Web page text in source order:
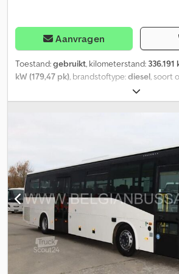
Aanvragen
Toestand:gebruikt, kilometerstand: 336.191
kW (179,47 pk), brandstoftype:diesel, soort
, eerste registratie:12/2017
kleur:overig, aantal zitplaatsen:19,
Webasto Overige - Airconditioning -
Seisk = Verdere informatie = Hoogte: 300
Bedrijfsinformatie = Wij zijn een
vestiging in België, in de omgeving van
Bus Sales is uw ideale partner voor de aan-
gebruikte bussen en beschikt over een
parkeerplaats die als showroom dient. Wij
aantal bussen van alle merken,
prijsklasse op voorraad. Wij kunnen voor u
schoolbus of stadsbus vinden, die is
en/of uw budget. Alle specificaties onder